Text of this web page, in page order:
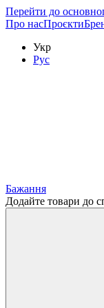
Перейти до
Про насПроєкти
Укр
Рус
Бажання
Додайте товари до